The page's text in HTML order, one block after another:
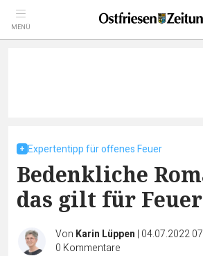
MENÜ
Expertentipp für offenes Feuer
Bedenkliche
das gilt für
Von Karin Lüppen | 04.07.2022
0 Kommentare